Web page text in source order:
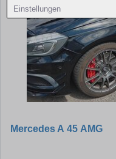
Einstellungen
Mercedes A 45 AMG